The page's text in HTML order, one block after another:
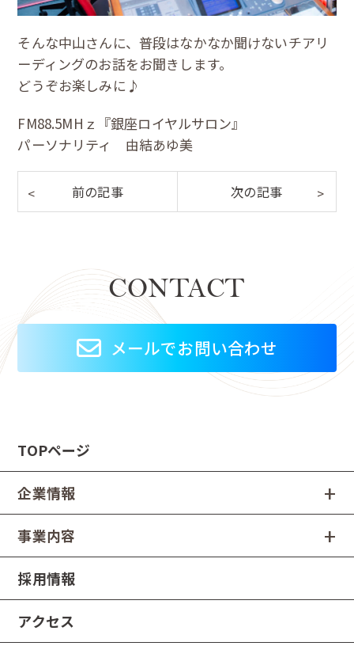
そんな中山さんに、普段はなかなか聞けないチアリ
ーディングのお話をお聞きします。
どうぞお楽しみに♪
FM88.5MHｚ『銀座ロイヤルサロン』
パーソナリティ 由結あゆ美
CONTACT
メールでお問い合わせ
TOPページ
企業情報
事業内容
採用情報
アクセス